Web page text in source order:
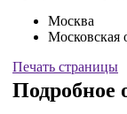
Москва
Московская
Печать страницы
Подробное